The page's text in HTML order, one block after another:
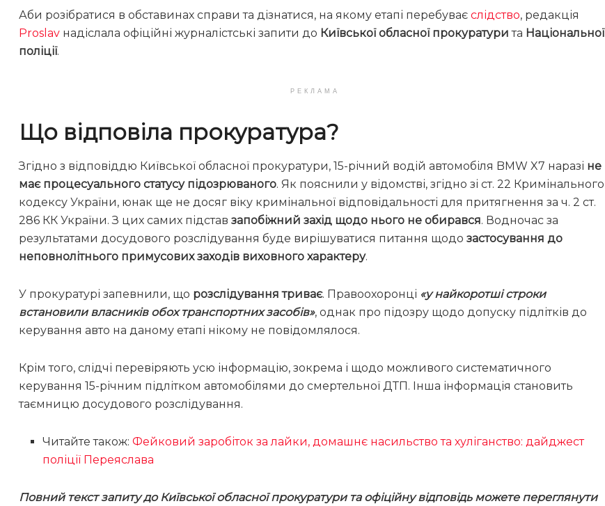
Аби розібратися в обставинах справи та дізнатися, на якому етапі перебуває слідство, редакція
Proslav надіслала офіційні журналістські запити до Київської обласної прокуратури та Національної
поліції.
РЕКЛАМА
Що відповіла прокуратура?
Згідно з відповіддю Київської обласної прокуратури, 15-річний водій автомобіля BMW X7 наразі не
має процесуального статусу підозрюваного. Як пояснили у відомстві, згідно зі ст. 22 Кримінального
кодексу України, юнак ще не досяг віку кримінальної відповідальності для притягнення за ч. 2 ст.
286 КК України. З цих самих підстав запобіжний захід щодо нього не обирався. Водночас за
результатами досудового розслідування буде вирішуватися питання щодо застосування до
неповнолітнього примусових заходів виховного характеру.
У прокуратурі запевнили, що розслідування триває. Правоохоронці «у найкоротші строки
встановили власників обох транспортних засобів», однак про підозру щодо допуску підлітків до
керування авто на даному етапі нікому не повідомлялося.
Крім того, слідчі перевіряють усю інформацію, зокрема і щодо можливого систематичного
керування 15-річним підлітком автомобілями до смертельної ДТП. Інша інформація становить
таємницю досудового розслідування.
Читайте також:Фейковий заробіток за лайки, домашнє насильство та хуліганство: дайджест
поліції Переяслава
Повний текст запиту до Київської обласної прокуратури та офіційну відповідь можете переглянути